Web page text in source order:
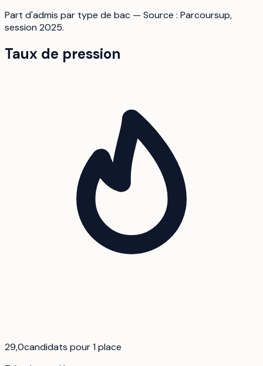
Part d'admis par type de bac — Source : Parcoursup,
session 2025.
Taux de pression
29,0candidats pour 1 place